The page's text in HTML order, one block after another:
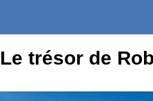
Le trésor de